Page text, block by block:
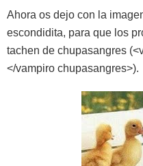
Ahora os dejo con la
escondidita, para que los
tachen de chupasangres
</vampiro chupasangres>).